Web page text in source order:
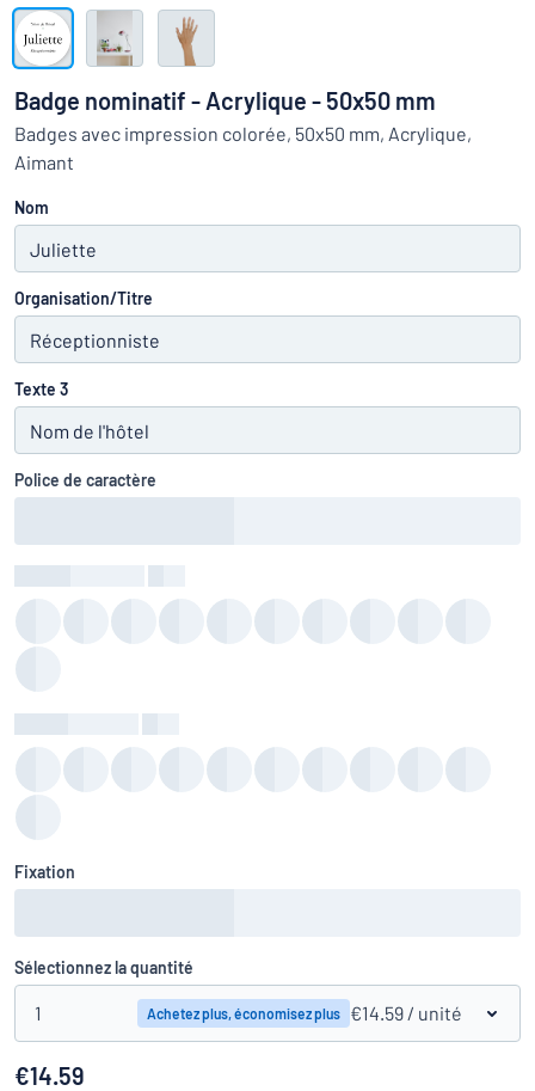
ne parvenez pas à trouver ce que vous cherchez ? À vous de
travail
Montrer toutes les catégories
Demande
devis
Se
connecter
Service
Particulier
Badge nominatif - Acrylique - 50x50 mm
Badges avec impression colorée, 50x50 mm, Acrylique,
Aimant
Nom
Organisation/Titre
Texte 3
Police de caractère
Fixation
Sélectionnez la quantité
1 Achetez plus, économisez plus €14.59 / unité
€14.59